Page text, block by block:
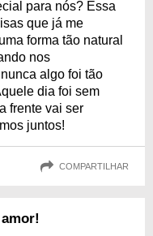
para nós? Essa
que já me
forma tão natural
nos
algo foi tão
dia foi sem
frente vai ser
juntos!
COMPARTILHAR